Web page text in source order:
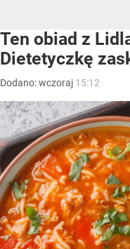
Ten obiad z
Dietetyczkę
Dodano:wczoraj 15:12